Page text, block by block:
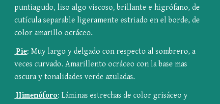
puntiagudo, liso algo viscoso, brillante e higrófano, de
cutícula separable ligeramente estriado en el borde, de
color amarillo ocráceo.
Pie: Muy largo y delgado con respecto al sombrero, a
veces curvado. Amarillento ocráceo con la base mas
oscura y tonalidades verde azuladas.
Himenóforo: Láminas estrechas de color grisáceo y